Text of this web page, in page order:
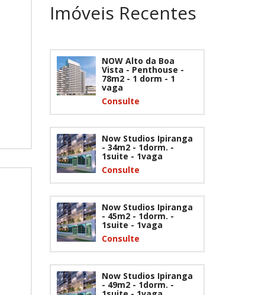
Imóveis Recentes
NOW Alto da Boa
Vista - Penthouse -
78m2 - 1 dorm - 1
vaga
Consulte
Now Studios Ipiranga
- 34m2 - 1dorm. -
1suite - 1vaga
Consulte
Now Studios Ipiranga
- 45m2 - 1dorm. -
1suite - 1vaga
Consulte
Now Studios Ipiranga
- 49m2 - 1dorm. -